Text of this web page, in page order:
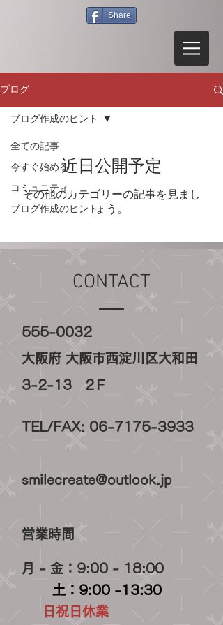
Share
ブログ
全ての記事
今すぐ始める
コミュニティ
ブログ作成のヒント
ブログ作成のヒント
近日公開予定
その他のカテゴリーの記事を見まし
ょう。
CONTACT
555-0032
大阪府 大阪市西淀川区大和田
3-2-13 2Ｆ
TEL/FAX: 06-7175-3933
smilecreate@outlook.jp
営業時間
月 - 金：9:00 - 18:00
土：9:00 -13:30
日祝日休業